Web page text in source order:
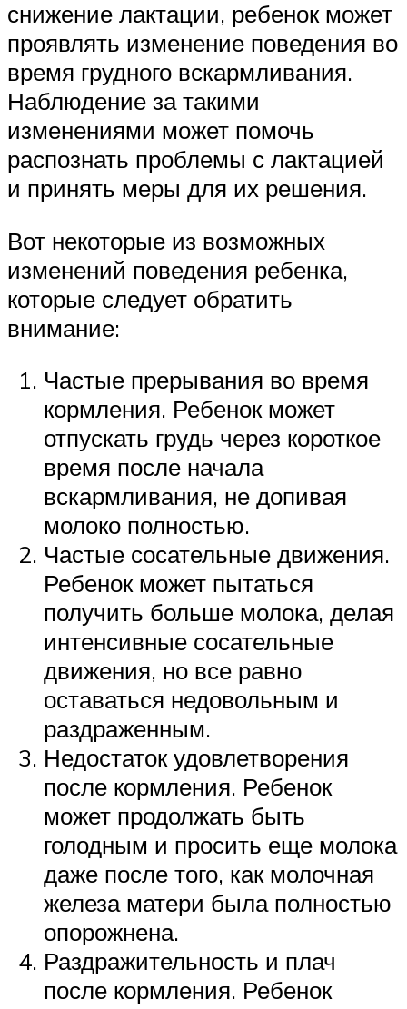
снижение лактации, ребенок может
проявлять изменение поведения во
время грудного вскармливания.
Наблюдение за такими
изменениями может помочь
распознать проблемы с лактацией
и принять меры для их решения.
Вот некоторые из возможных
изменений поведения ребенка,
которые следует обратить
внимание:
Частые прерывания во время
кормления. Ребенок может
отпускать грудь через короткое
время после начала
вскармливания, не допивая
молоко полностью.
Частые сосательные движения.
Ребенок может пытаться
получить больше молока, делая
интенсивные сосательные
движения, но все равно
оставаться недовольным и
раздраженным.
Недостаток удовлетворения
после кормления. Ребенок
может продолжать быть
голодным и просить еще молока
даже после того, как молочная
железа матери была полностью
опорожнена.
Раздражительность и плач
после кормления. Ребенок